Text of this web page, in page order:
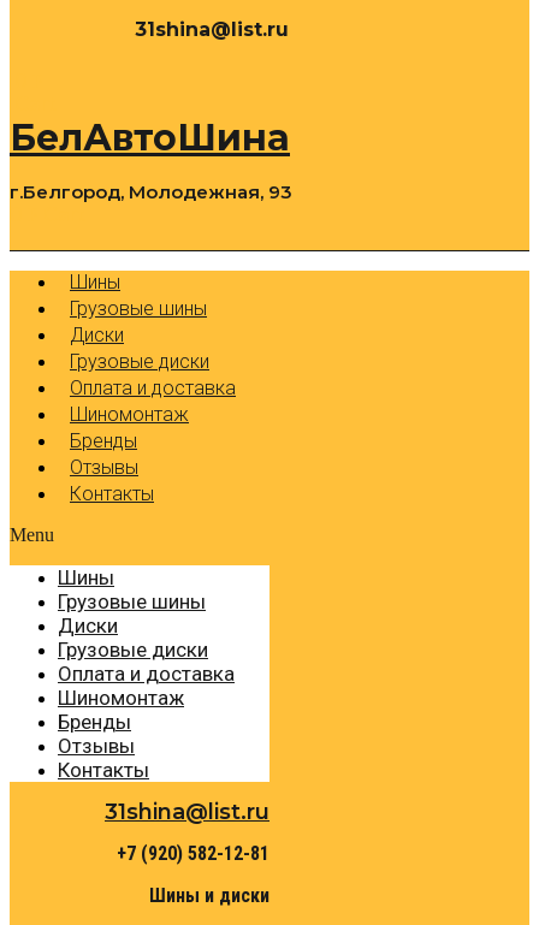
31shina@list.ru
БелАвтоШина
г.Белгород, Молодежная, 93
Шины
Грузовые шины
Диски
Грузовые диски
Оплата и доставка
Шиномонтаж
Бренды
Отзывы
Контакты
Menu
Шины
Грузовые шины
Диски
Грузовые диски
Оплата и доставка
Шиномонтаж
Бренды
Отзывы
Контакты
31shina@list.ru
+7 (920) 582-12-81
Шины и диски